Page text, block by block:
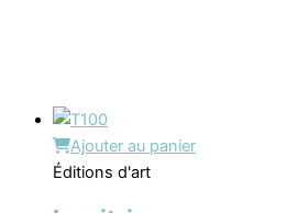
Ajouter au panier
Éditions d'art